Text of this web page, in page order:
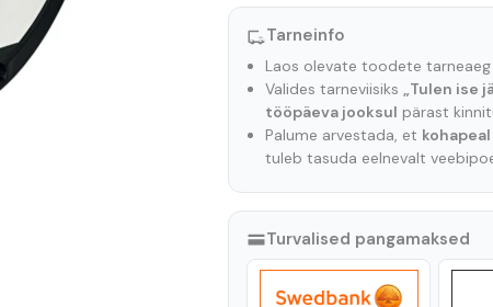
Tarneinfo
Laos olevate toodete
Valides tarneviisiks „Tulen ise
tööpäeva jooksul pärast
Palume arvestada, et
tuleb tasuda eelnevalt
Turvalised pangamaksed